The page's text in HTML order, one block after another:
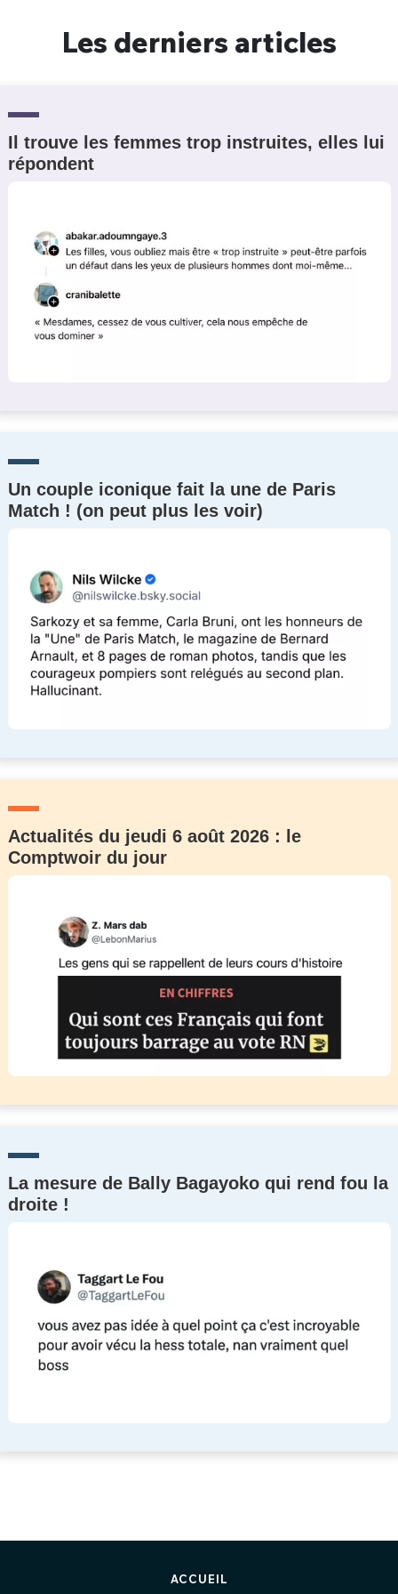
Les derniers articles
Il trouve les femmes trop instruites, elles lui
répondent
Un couple iconique fait la une de Paris
Match ! (on peut plus les voir)
Actualités du jeudi 6 août 2026 : le
Comptwoir du jour
La mesure de Bally Bagayoko qui rend fou la
droite !
ACCUEIL
Un Thread